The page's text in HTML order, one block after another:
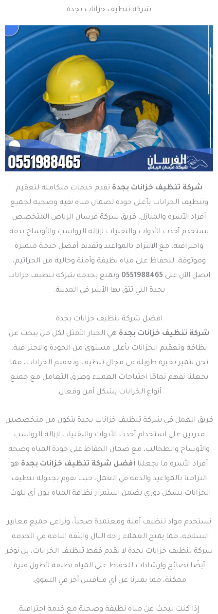
شركة تنظيف خزانات بجدة​
شركة تنظيف خزانات بجدة تقدم خدمات متكاملة لتعقيم
وتنظيف الخزانات بأعلى جودة لضمان مياه نقية وصحية لجميع
أفراد الأسرة والمنازل. فريق شركة فرسان الرياض المتخصص
يستخدم أحدث الأدوات والتقنيات لإزالة الرواسب والأوساخ بدقة
واحترافية، مع الالتزام بالمواعيد وتقديم أفضل خدمة متميزة
وموثوقة. للحفاظ على مياه نظيفة وآمنة وخالية من الجراثيم،
اتصل الآن على 0551988465 وتمتع بخدمة شركة تنظيف خزانات
بجدة التي تثق بها الأسر في المدينة.
افضل شركة تنظيف خزانات بجدة
شركة تنظيف خزانات بجدة هي الخيار الأمثل لكل من يبحث عن
نظافة وتعقيم الخزانات بأعلى مستوى من الجودة والاحترافية.
نحن نتميز بخبرة طويلة في مجال تنظيف وتعقيم الخزانات، مما
يجعلنا نفهم تمامًا احتياجات العملاء وطرق التعامل مع جميع
أنواع الخزانات بشكل آمن وفعال.
فريق العمل في شركة تنظيف خزانات بجدة يتكون من متخصصين
مدربين على استخدام أحدث الأدوات والتقنيات لإزالة الرواسب
والأوساخ والطحالب، مع ضمان الحفاظ على جودة المياه وصحة
أفراد الأسرة.ما يجعلنا أفضل شركة تنظيف خزانات بجدة هو
التزامنا بالمواعيد والدقة في العمل، حيث نقوم بجدولة تنظيف
الخزانات بشكل دوري يضمن استمرار نظافة المياه دون أي تلوث.
نستخدم مواد تنظيف آمنة ومعتمدة صحياً، ونراعي جميع معايير
السلامة، مما يمنح العملاء راحة البال والثقة التامة في الخدمة.
شركة تنظيف خزانات بجدة لا تقدم فقط تنظيف الخزانات، بل نوفر
أيضًا نصائح وإرشادات للحفاظ على المياه نظيفة لأطول فترة
ممكنة، مما يميزنا عن أي منافس آخر في السوق.
إذا كنت تبحث عن مياه نظيفة وصحية مع خدمة احترافية